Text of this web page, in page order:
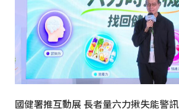
國健署推互動展 長者量六力揪失能警訊